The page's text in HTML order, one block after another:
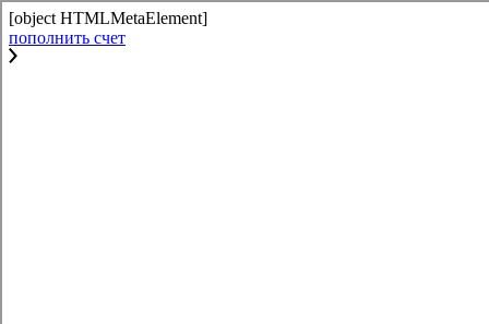
[object HTMLMetaElement]
пополнить счет